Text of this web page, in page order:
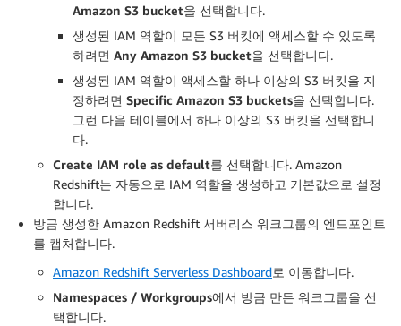
Amazon S3 bucket을 선택합니다.
생성된 IAM 역할이 모든 S3 버킷에 액세스할 수 있도록
하려면 Any Amazon S3 bucket을 선택합니다.
생성된 IAM 역할이 액세스할 하나 이상의 S3 버킷을 지
정하려면 Specific Amazon S3 buckets을 선택합니다.
그런 다음 테이블에서 하나 이상의 S3 버킷을 선택합니
다.
Create IAM role as default를 선택합니다. Amazon
Redshift는 자동으로 IAM 역할을 생성하고 기본값으로 설정
합니다.
방금 생성한 Amazon Redshift 서버리스 워크그룹의 엔드포인트
를 캡처합니다.
Amazon Redshift Serverless Dashboard로 이동합니다.
Namespaces / Workgroups에서 방금 만든 워크그룹을 선
택합니다.